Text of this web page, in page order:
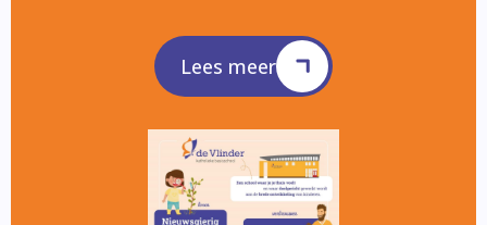
Lees meer